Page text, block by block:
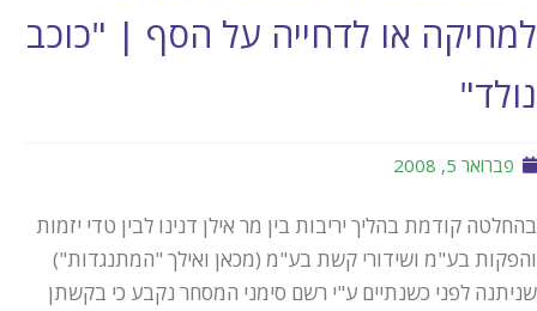
למחיקה או לדחייה על הסף | "כוכב
נולד"
פברואר 5, 2008
בהחלטה קודמת בהליך יריבות בין מר אילן דנינו לבין טדי יזמות
והפקות בע"מ ושידורי קשת בע"מ (מכאן ואילך "המתנגדות")
שניתנה לפני כשנתיים ע"י רשם סימני המסחר נקבע כי בקשתן